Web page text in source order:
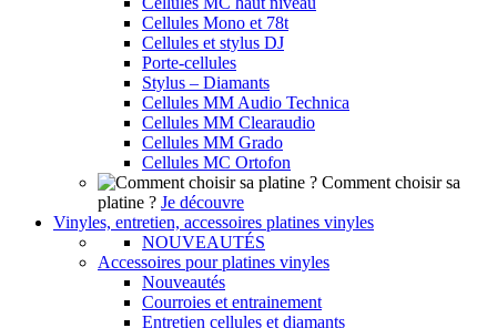
Cellules Mono et 78t
Cellules et stylus DJ
Porte-cellules
Stylus – Diamants
Cellules MM Audio Technica
Cellules MM Clearaudio
Cellules MM Grado
Cellules MC Ortofon
Comment choisir sa
platine ? Je découvre
Vinyles, entretien, accessoires platines vinyles
NOUVEAUTÉS
Accessoires pour platines vinyles
Nouveautés
Courroies et entrainement
Entretien cellules et diamants